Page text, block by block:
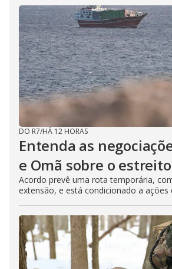
DO R7/HÁ 12 HORAS
Entenda as
e Omã sobre o
Acordo prevê uma rota temporária,
extensão, e está condicionado a ações